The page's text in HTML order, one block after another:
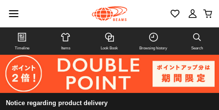
Timeline Items Look Book Browsing history Search
Notice regarding product delivery